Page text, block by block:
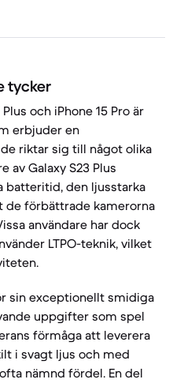
tycker
och iPhone 15 Pro är
erbjuder en
riktar sig till något olika
av Galaxy S23 Plus
batteritid, den ljusstarka
de förbättrade kamerorna
användare har dock
LTPO-teknik, vilket
sin exceptionellt smidiga
uppgifter som spel
förmåga att leverera
i svagt ljus och med
nämnd fördel. En del